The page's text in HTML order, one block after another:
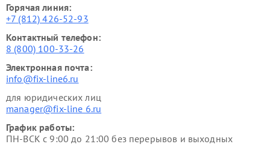
Горячая линия:
+7 (812) 426-52-93
Контактный телефон:
8 (800) 100-33-26
Электронная почта:
info@fix-line6.ru
для юридических лиц
manager@fix-line 6.ru
График работы:
ПН-ВСК с 9:00 до 21:00 без перерывов и выходных